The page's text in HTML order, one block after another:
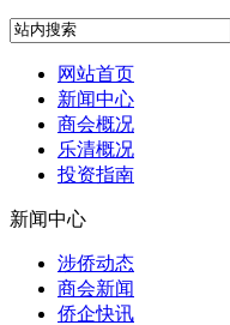
网站首页
新闻中心
商会概况
乐清概况
投资指南
新闻中心
涉侨动态
商会新闻
侨企快讯